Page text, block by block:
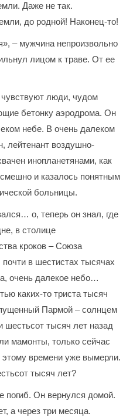
Даже не так.
до родной! Наконец-то!
– мужчина непроизвольно
лицом к траве. От ее
люди, чудом
бетонку аэродрома. Он
небе. В очень далеком
лейтенант воздушно-
инопланетянами, как
и казалось понятным
больницы.
о, теперь он знал, где
в столице
кроков – Союза
в шестистах тысячах
очень далекое небо…
каких-то триста тысяч
Пармой – солнцем
тысяч лет назад
мамонты, только сейчас
времени уже вымерли.
тысяч лет?
погиб. Он вернулся домой.
а через три месяца.